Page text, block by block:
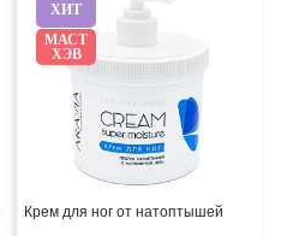
ХИТ
МАСТ
ХЭВ
Крем для ног от натоптышей